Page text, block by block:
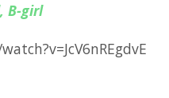
B-girl